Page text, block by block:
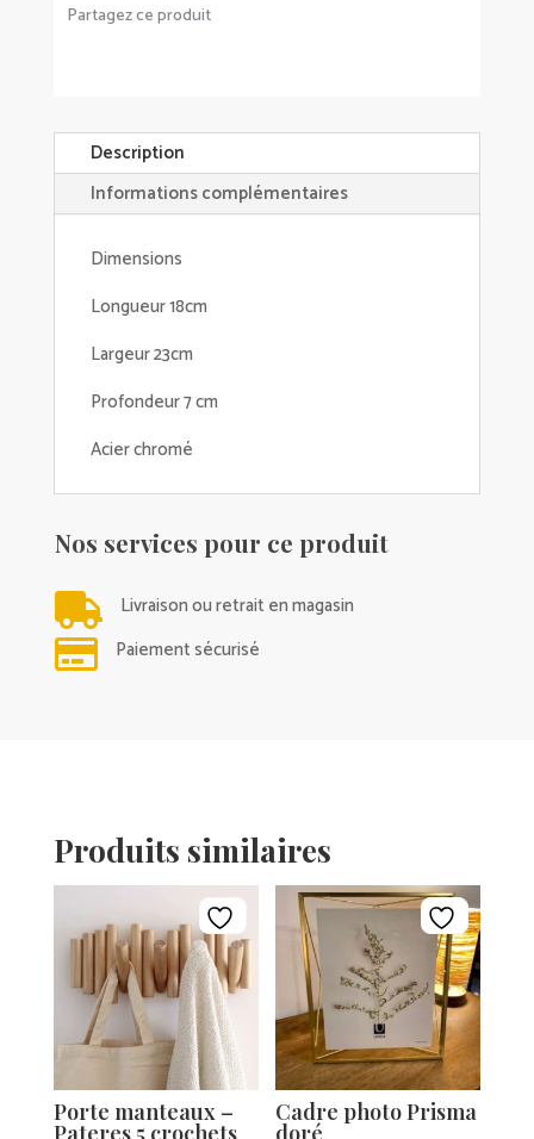
Partagez ce produit
Description
Informations complémentaires
Dimensions
Longueur 18cm
Largeur 23cm
Profondeur 7 cm
Acier chromé
Nos services pour ce produit
 Livraison ou retrait en magasin
 Paiement sécurisé
Produits similaires
Porte manteaux –
Pateres 5 crochets
Cadre photo Prisma
doré